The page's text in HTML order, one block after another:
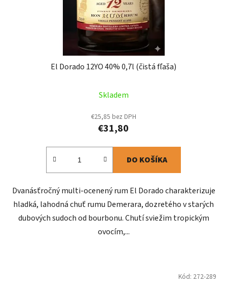
El Dorado 12YO 40% 0,7l (čistá fľaša)
Skladem
€25,85 bez DPH
€31,80
DO KOŠÍKA
Dvanásťročný multi-ocenený rum El Dorado charakterizuje
hladká, lahodná chuť rumu Demerara, dozretého v starých
dubových sudoch od bourbonu. Chutí sviežim tropickým
ovocím,...
Kód: 272-289